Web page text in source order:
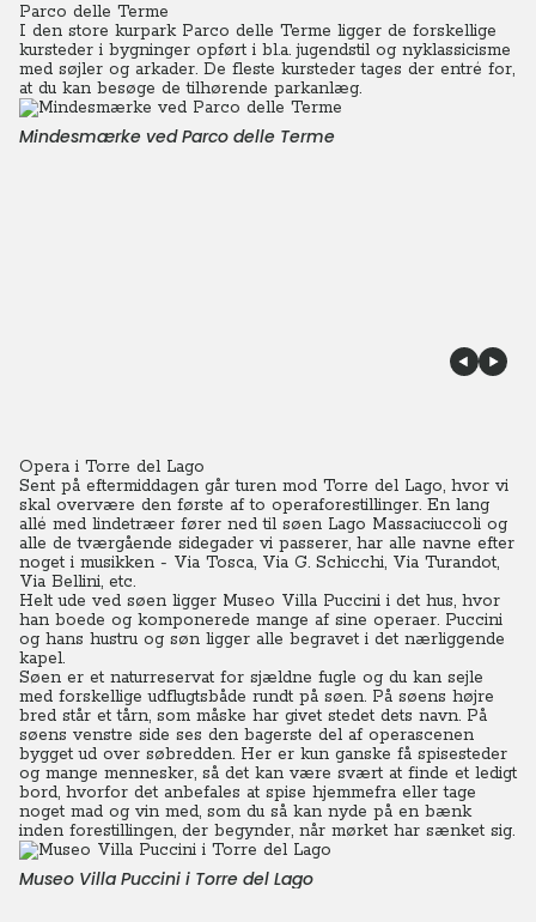
Parco delle Terme
I den store kurpark Parco delle Terme ligger de forskellige
kursteder i bygninger opført i bl.a. jugendstil og nyklassicisme
med søjler og arkader. De fleste kursteder tages der entré for,
at du kan besøge de tilhørende parkanlæg.
Mindesmærke ved Parco delle Terme
Opera i Torre del Lago
Sent på eftermiddagen går turen mod Torre del Lago, hvor vi
skal overvære den første af to operaforestillinger. En lang
allé med lindetræer fører ned til søen Lago Massaciuccoli og
alle de tværgående sidegader vi passerer, har alle navne efter
noget i musikken - Via Tosca, Via G. Schicchi, Via Turandot,
Via Bellini, etc.
Helt ude ved søen ligger Museo Villa Puccini i det hus, hvor
han boede og komponerede mange af sine operaer. Puccini
og hans hustru og søn ligger alle begravet i det nærliggende
kapel.
Søen er et naturreservat for sjældne fugle og du kan sejle
med forskellige udflugtsbåde rundt på søen. På søens højre
bred står et tårn, som måske har givet stedet dets navn. På
søens venstre side ses den bagerste del af operascenen
bygget ud over søbredden. Her er kun ganske få spisesteder
og mange mennesker, så det kan være svært at finde et ledigt
bord, hvorfor det anbefales at spise hjemmefra eller tage
noget mad og vin med, som du så kan nyde på en bænk
inden forestillingen, der begynder, når mørket har sænket sig.
Museo Villa Puccini i Torre del Lago